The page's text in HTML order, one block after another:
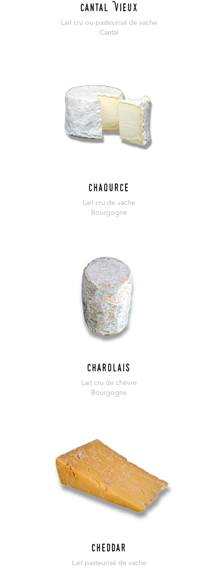
Cantal Vieux
Lait cru ou pasteurisé de vache
Cantal
Chaource
Lait cru de vache
Bourgogne
Charolais
Lait cru de chèvre
Bourgogne
Cheddar
Lait pasteurisé de vache